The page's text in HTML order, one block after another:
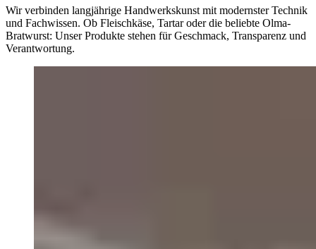
Wir verbinden langjährige Handwerkskunst mit modernster Technik
und Fachwissen. Ob Fleischkäse, Tartar oder die beliebte Olma-
Bratwurst: Unser Produkte stehen für Geschmack, Transparenz und
Verantwortung.